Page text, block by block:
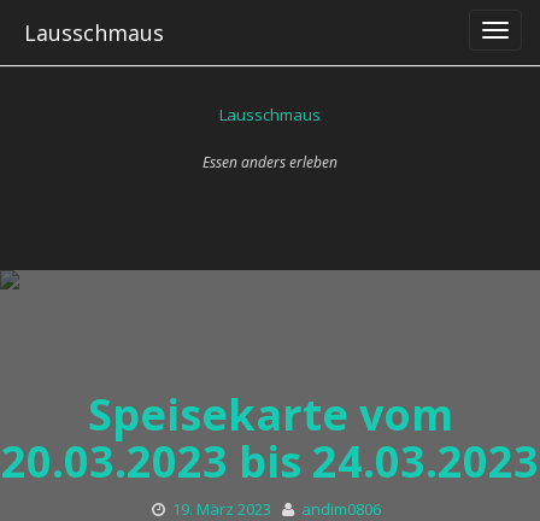
Lausschmaus
Lausschmaus
Essen anders erleben
Speisekarte vom
20.03.2023 bis 24.03.2023
19. März 2023 andim0806